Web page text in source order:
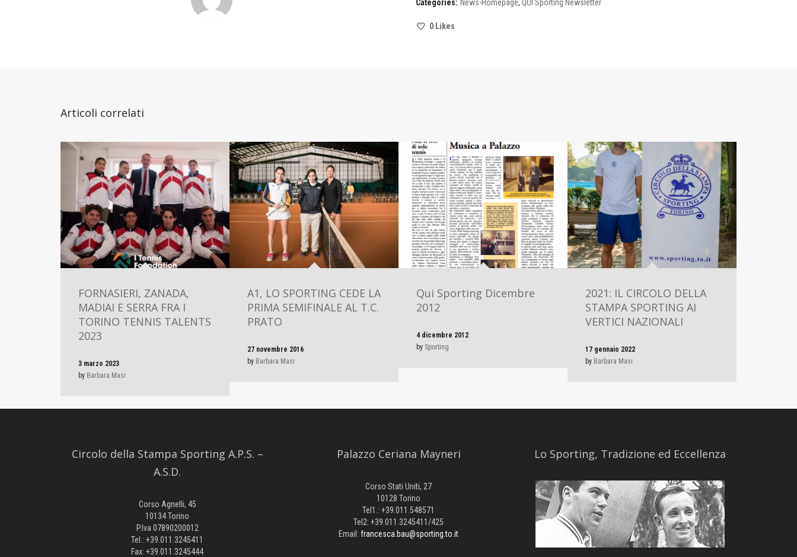
Categories: News-Homepage, QUI Sporting Newsletter
0Likes
Articoli correlati
FORNASIERI, ZANADA,
MADIAI E SERRA FRA I
TORINO TENNIS TALENTS
2023
3 marzo 2023
by Barbara Masi
A1, LO SPORTING CEDE LA
PRIMA SEMIFINALE AL T.C.
PRATO
27 novembre 2016
by Barbara Masi
Qui Sporting Dicembre
2012
4 dicembre 2012
by Sporting
2021: IL CIRCOLO DELLA
STAMPA SPORTING AI
VERTICI NAZIONALI
17 gennaio 2022
by Barbara Masi
Circolo della Stampa Sporting A.P.S. –
A.S.D.
Corso Agnelli, 45
10134 Torino
P.Iva 07890200012
Tel.: +39.011.3245411
Fax: +39.011.3245444
Palazzo Ceriana Mayneri
Corso Stati Uniti, 27
10128 Torino
Tel1.: +39.011.548571
Tel2: +39.011.3245411/425
Email: francesca.bau@sporting.to.it
​Lo Sporting, Tradizione ed Eccellenza